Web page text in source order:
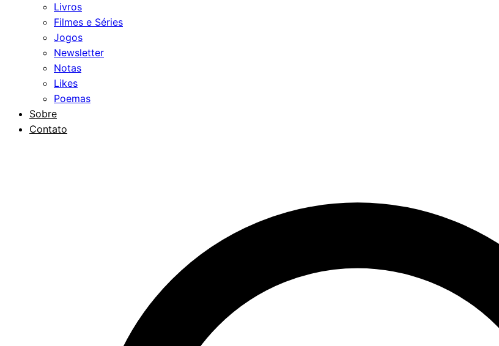
Livros
Filmes e Séries
Jogos
Newsletter
Notas
Likes
Poemas
Sobre
Contato